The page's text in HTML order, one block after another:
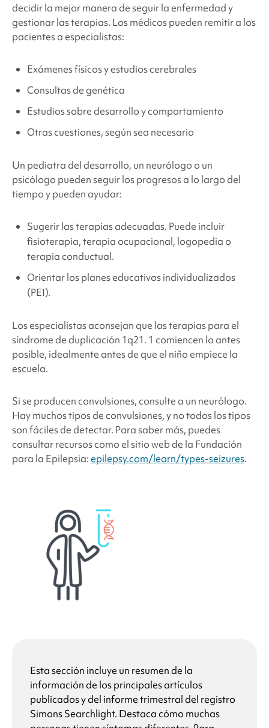
decidir la mejor manera de seguir la enfermedad y
gestionar las terapias. Los médicos pueden remitir a los
pacientes a especialistas:
Exámenes físicos y estudios cerebrales
Consultas de genética
Estudios sobre desarrollo y comportamiento
Otras cuestiones, según sea necesario
Un pediatra del desarrollo, un neurólogo o un
psicólogo pueden seguir los progresos a lo largo del
tiempo y pueden ayudar:
Sugerir las terapias adecuadas. Puede incluir
fisioterapia, terapia ocupacional, logopedia o
terapia conductual.
Orientar los planes educativos individualizados
(PEI).
Los especialistas aconsejan que las terapias para el
síndrome de duplicación 1q21. 1 comiencen lo antes
posible, idealmente antes de que el niño empiece la
escuela.
Si se producen convulsiones, consulte a un neurólogo.
Hay muchos tipos de convulsiones, y no todos los tipos
son fáciles de detectar. Para saber más, puedes
consultar recursos como el sitio web de la Fundación
para la Epilepsia:epilepsy.com/learn/types-seizures.
Esta sección incluye un resumen de la
información de los principales artículos
publicados y del informe trimestral del registro
Simons Searchlight. Destaca cómo muchas